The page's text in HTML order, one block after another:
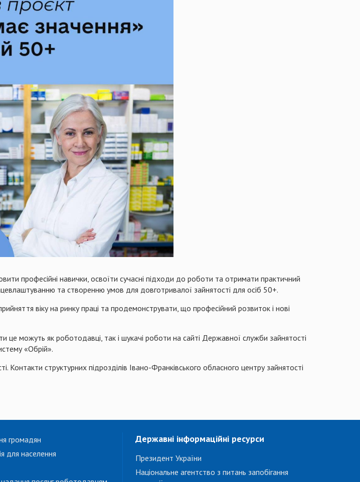
професійні навички, освоїти сучасні підходи до роботи та отримати практичний
та створенню умов для довготривалої зайнятості для осіб 50+.
віку на ринку праці та продемонструвати, що професійний розвиток і нові
можуть як роботодавці, так і шукачі роботи на сайті Державної служби зайнятості
«Обрій».
структурних підрозділів Івано-Франківського обласного центру зайнятості
громадян
для населення
Державні інформаційні ресурси
Президент України
Національне агентство з питань запобігання